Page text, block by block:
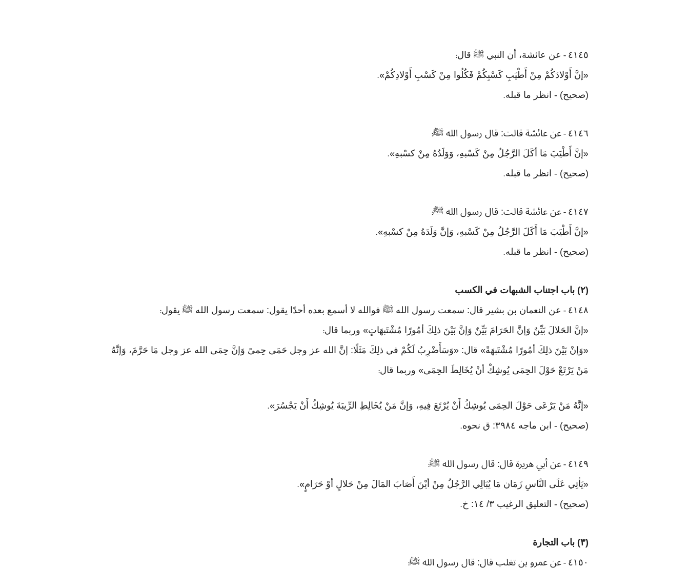
٤١٤٥ - عن عائشة، أن النبي ﷺ قال:
« إنَّ أَوْلادَكُمْ مِنْ أَطْيَبِ كَسْبِكُمْ فَكُلُوا مِنْ كَسْبِ أَوْلادِكُمْ».
(صحيح) - انظر ما قبله.
٤١٤٦ - عن عائشة قالت: قال رسول الله ﷺ:
« إنَّ أَطْيَبَ مَا أكَلَ الرَّجُلُ مِنْ كَسْبهِ، وَوَلَدُهُ مِنْ كسْبهِ».
(صحيح) - انظر ما قبله.
٤١٤٧ - عن عائشة قالت: قال رسول الله ﷺ:
« إنَّ أَطْيَبَ مَا أَكَلَ الرَّجُلُ مِنْ كَسْبهِ، وَإنَّ وَلَدَهُ مِنْ كسْبهِ».
(صحيح) - انظر ما قبله.
(٢) باب اجتناب الشبهات في الكسب
٤١٤٨ - عن النعمان بن بشير قال: سمعت رسول الله ﷺ فوالله لا أسمع بعده أحدًا يقول: سمعت رسول الله ﷺ يقول:
« إنَّ الحَلالَ بَيِّنٌ وَإنَّ الحَرَامَ بَيِّنٌ وَإنَّ بَيْنَ ذلِكَ أمُورًا مُشْتَبهَاتٍ» وربما قال:
«وَإنْ بَيْنَ ذلِكَ أمُورًا مُشْتَبهَةً» قال: «وَسَأَضْرِبُ لَكُمْ في ذلِكَ مَثَلًا: إنَّ الله عز وجل حَمَى حِمىً وَإنَّ حِمَى الله عز وجل مَا حَرَّمَ، وَإنَّهُ
مَنْ يَرْتَعْ حَوْلَ الحِمَى يُوشِكْ أنْ يُخَالِطَ الحِمَى» وربما قال:
« إنَّهُ مَنْ يَرْعَى حَوْلَ الحِمَى يُوشِكُ أَنْ يُرْتَعَ فِيهِ، وَإنَّ مَنْ يُخَالِطِ الرِّيبَةَ يُوشِكُ أَنْ يَجْسُرَ ».
(صحيح) - ابن ماجه ٣٩٨٤: ق نحوه .
٤١٤٩ - عن أبي هريرة قال: قال رسول الله ﷺ:
«يَأتِي عَلَى النَّاسِ زَمَان مَا يُبَالِي الرَّجُلُ مِنْ أيْنَ أَصَابَ المَالَ مِنْ حَلالٍ أوْ حَرَامٍ».
(صحيح) - التعليق الرغيب ٣/ ١٤: خ .
(٣) باب التجارة
٤١٥٠ - عن عمرو بن تغلب قال: قال رسول الله ﷺ: